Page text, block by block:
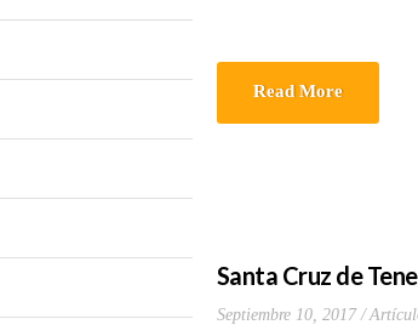
Read More
Santa Cruz de
Septiembre 10, 2017